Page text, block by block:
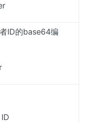
ID的base64编